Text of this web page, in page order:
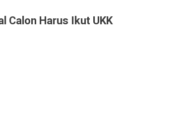
Calon Harus Ikut UKK